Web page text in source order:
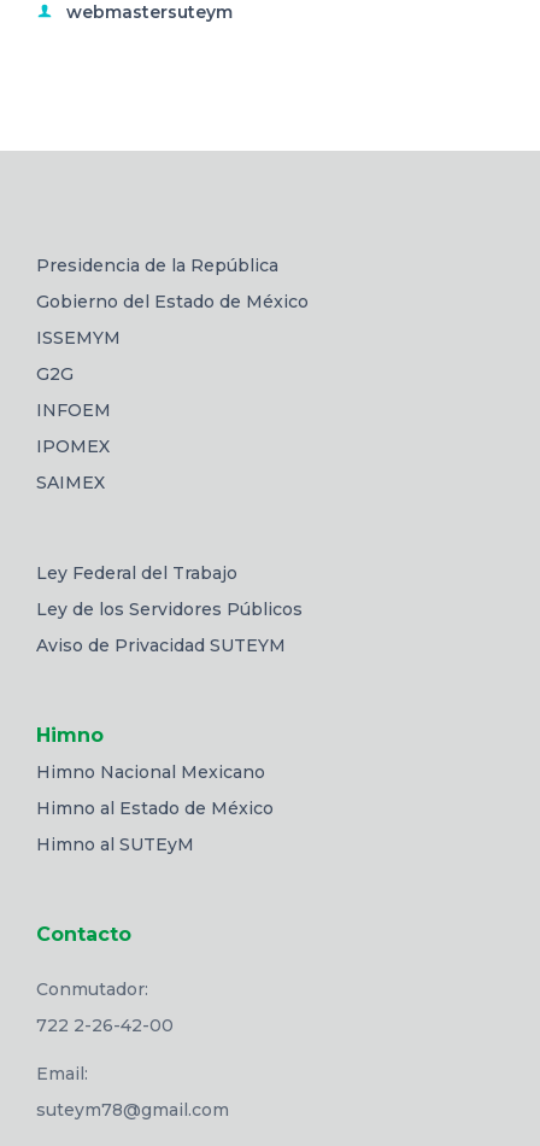
webmastersuteym
Presidencia de la República
Gobierno del Estado de México
ISSEMYM
G2G
INFOEM
IPOMEX
SAIMEX
Ley Federal del Trabajo
Ley de los Servidores Públicos
Aviso de Privacidad SUTEYM
Himno
Himno Nacional Mexicano
Himno al Estado de México
Himno al SUTEyM
Contacto
Conmutador:
722 2-26-42-00
Email:
suteym78@gmail.com